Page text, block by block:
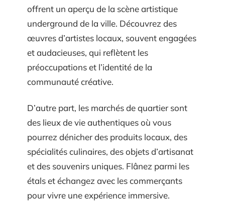
offrent un aperçu de la scène artistique
underground de la ville. Découvrez des
œuvres d’artistes locaux, souvent engagées
et audacieuses, qui reflètent les
préoccupations et l’identité de la
communauté créative.
D’autre part, les marchés de quartier sont
des lieux de vie authentiques où vous
pourrez dénicher des produits locaux, des
spécialités culinaires, des objets d’artisanat
et des souvenirs uniques. Flânez parmi les
étals et échangez avec les commerçants
pour vivre une expérience immersive.